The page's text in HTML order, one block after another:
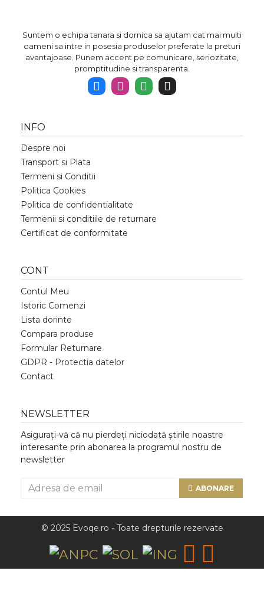
Suntem o echipa tanara si dornica sa ajutam cat mai multi
oameni sa intre in posesia produselor preferate la preturi
avantajoase. Punem accent pe comunicare, seriozitate,
promptitudine si transparenta.
INFO
Despre noi
Transport si Plata
Termeni si Conditii
Politica Cookies
Politica de confidentialitate
Termenii si conditiile de returnare
Certificat de conformitate
CONT
Contul Meu
Istoric Comenzi
Lista dorinte
Compara produse
Formular Returnare
GDPR - Protectia datelor
Contact
NEWSLETTER
Asigurați-vă că nu pierdeți niciodată știrile noastre
interesante prin abonarea la programul nostru de
newsletter
ABONARE
© 2025 Evoqe.ro - Toate drepturile rezervate